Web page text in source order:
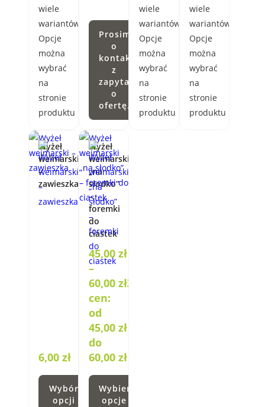
wiele
wariantów.
Opcje
można
wybrać
na
stronie
produktu
Prosimy
o
kontakt
z
zapytaniem
o
ofertę.
wiele
wariantów.
Opcje
można
wybrać
na
stronie
produktu
wiele
wariantów.
Opcje
można
wybrać
na
stronie
produktu
Wyżeł
weimarski
–
zawieszka
6,00 zł
Wybór
opcji
Wyżeł
weimarski
„na
słodko”
–
foremki
do
ciastek
45,00 zł
–
60,00 złZakres
cen:
od
45,00 zł
do
60,00 zł
Wybierz
opcje